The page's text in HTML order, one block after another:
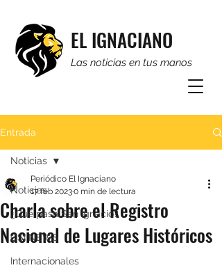
EL IGNACIANO
Las noticias en tus manos
Entrada
Noticias
¿Qué pasa San Ignacio?
CSI NEWS
Internacionales
Noticias
Charla sobre el Registro
Nacional de Lugares Históricos
Periódico El Ignaciano
17 feb 20230 min de lectura